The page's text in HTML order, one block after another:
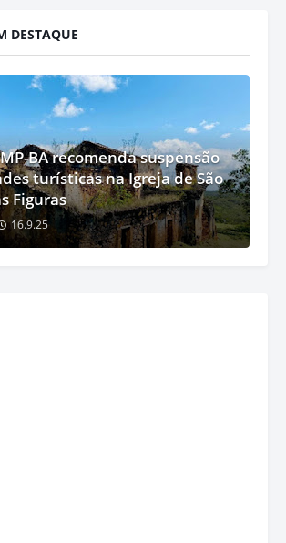
DESTAQUE
BA recomenda suspensão
turísticas na Igreja de São
Figuras
16.9.25